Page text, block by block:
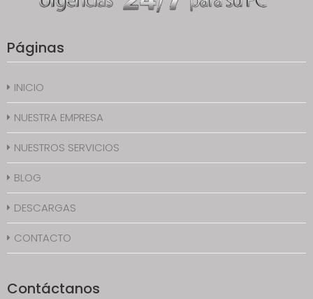
Páginas
INICIO
NUESTRA EMPRESA
NUESTROS SERVICIOS
BLOG
DESCARGAS
CONTACTO
Contáctanos